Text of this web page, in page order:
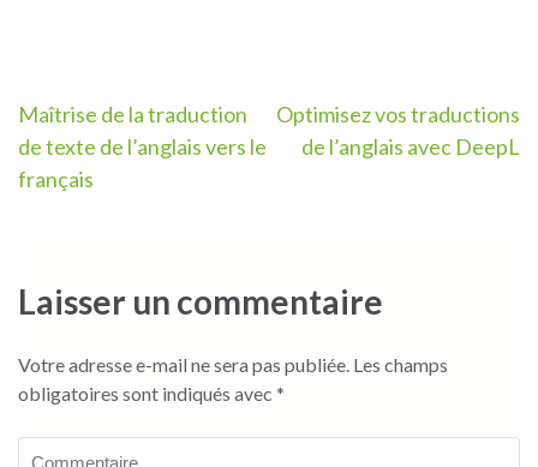
Navigation
de
Maîtrise de la traduction
de texte de l’anglais vers le
français
Optimisez vos traductions
de l’anglais avec DeepL
Laisser un commentaire
Votre adresse e-mail ne sera pas publiée. Les champs
obligatoires sont indiqués avec *